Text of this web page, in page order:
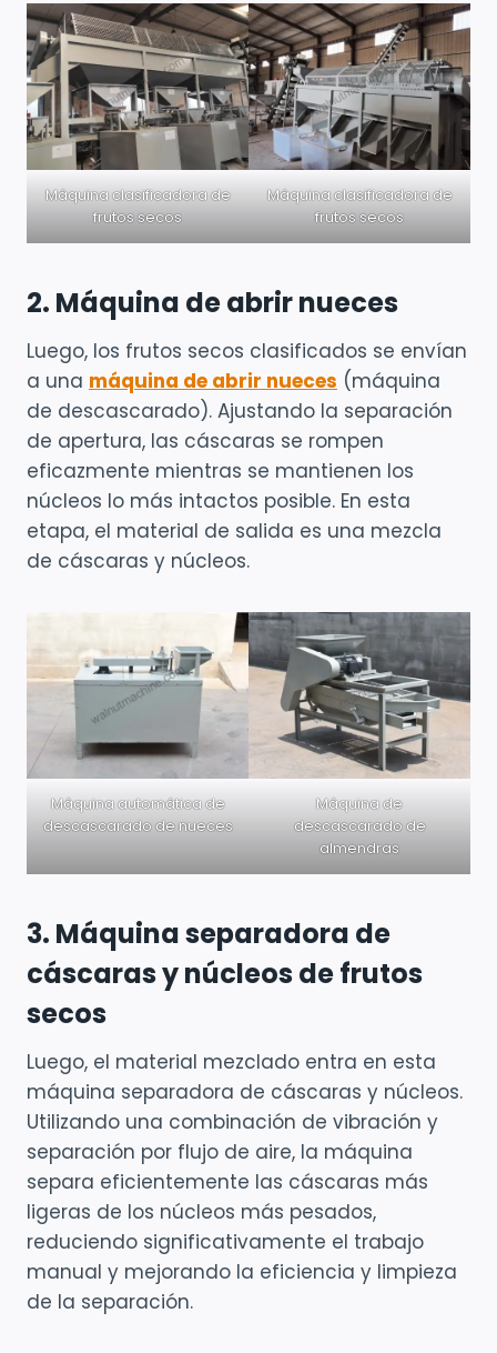
Máquina clasificadora de
frutos secos
Máquina clasificadora de
frutos secos
2. Máquina de abrir nueces
Luego, los frutos secos clasificados se envían
a una máquina de abrir nueces (máquina
de descascarado). Ajustando la separación
de apertura, las cáscaras se rompen
eficazmente mientras se mantienen los
núcleos lo más intactos posible. En esta
etapa, el material de salida es una mezcla
de cáscaras y núcleos.
Máquina automática de
descascarado de nueces
Máquina de
descascarado de
almendras
3. Máquina separadora de
cáscaras y núcleos de frutos
secos
Luego, el material mezclado entra en esta
máquina separadora de cáscaras y núcleos.
Utilizando una combinación de vibración y
separación por flujo de aire, la máquina
separa eficientemente las cáscaras más
ligeras de los núcleos más pesados,
reduciendo significativamente el trabajo
manual y mejorando la eficiencia y limpieza
de la separación.